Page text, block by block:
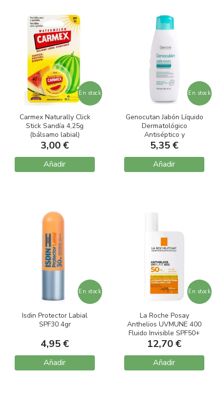
En stock
Carmex Naturally Click
Stick Sandía 4,25g
(bálsamo labial)
3,00 €
Añadir
En stock
Genocutan Jabón Líquido
Dermatológico
Antiséptico y
Dermoprotector 750ml
5,35 €
Añadir
En stock
Isdin Protector Labial
SPF30 4gr
4,95 €
Añadir
En stock
La Roche Posay
Anthelios UVMUNE 400
Fluido Invisible SPF50+
Sin Perfume 50ml
12,70 €
Añadir